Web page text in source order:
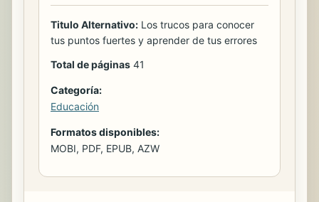
Titulo Alternativo: Los trucos para conocer
tus puntos fuertes y aprender de tus errores
Total de páginas 41
Categoría:
Educación
Formatos disponibles:
MOBI, PDF, EPUB, AZW